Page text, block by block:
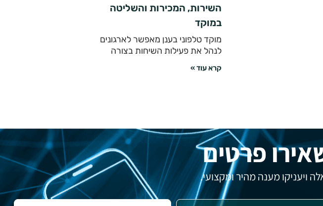
השירות, המכירות והשליטה
במוקד
מוקד טלפוני בענן מאפשר לארגונים
לנהל את פעילות השיחות בצורה
קרא עוד »
פרטים
ויעניקו מענה מהיר ומקצועי.